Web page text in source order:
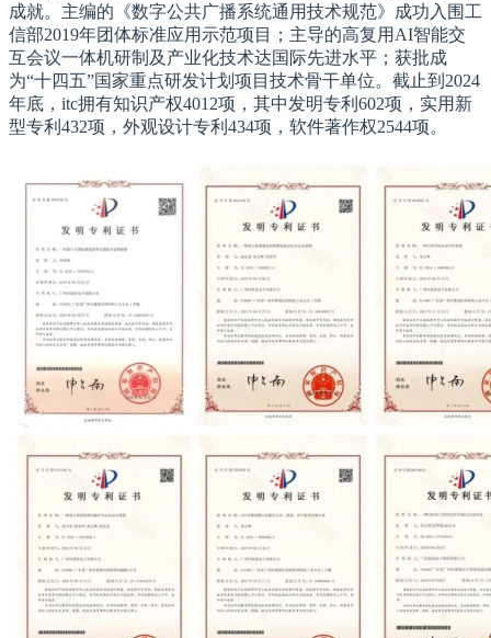
成就。主编的《数字公共广播系统通用技术规范》成功入围工
信部2019年团体标准应用示范项目；主导的高复用AI智能交
互会议一体机研制及产业化技术达国际先进水平；获批成
为“十四五”国家重点研发计划项目技术骨干单位。截止到2024
年底，itc拥有知识产权4012项，其中发明专利602项，实用新
型专利432项，外观设计专利434项，软件著作权2544项。